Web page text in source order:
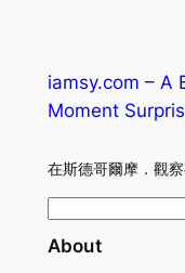
iamsy.com – A
Moment
在斯德哥爾摩．觀
e
About